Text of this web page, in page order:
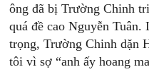
ông đã bị Trường Chinh
quá đề cao Nguyễn Tuân.
trọng, Trường Chinh dặn
tôi vì sợ “anh ấy hoang